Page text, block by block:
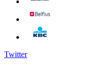
Twitter